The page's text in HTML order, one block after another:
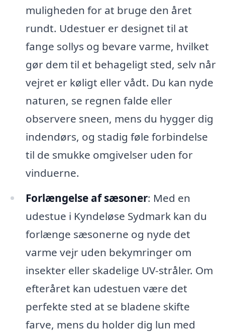
muligheden for at bruge den året
rundt. Udestuer er designet til at
fange sollys og bevare varme, hvilket
gør dem til et behageligt sted, selv når
vejret er køligt eller vådt. Du kan nyde
naturen, se regnen falde eller
observere sneen, mens du hygger dig
indendørs, og stadig føle forbindelse
til de smukke omgivelser uden for
vinduerne.
Forlængelse af sæsoner: Med en
udestue i Kyndeløse Sydmark kan du
forlænge sæsonerne og nyde det
varme vejr uden bekymringer om
insekter eller skadelige UV-stråler. Om
efteråret kan udestuen være det
perfekte sted at se bladene skifte
farve, mens du holder dig lun med